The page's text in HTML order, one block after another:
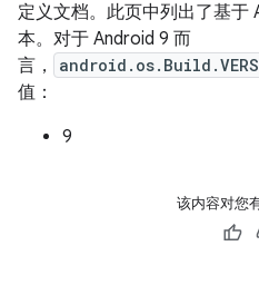
定义文档。此页中列出了基于
本。对于 Android 9 而
言，
值：
9
该内容对您